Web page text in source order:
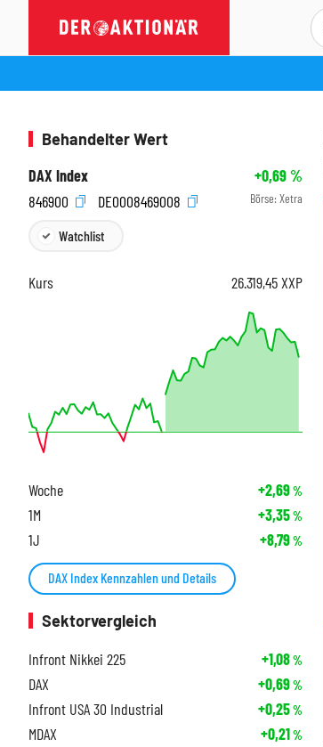
Behandelter Wert
DAX Index
+0,69%
846900
DE0008469008 Börse: Xetra
Watchlist
Kurs 26.319,45XXP
Woche +2,69%
1M +3,35%
1J +8,79%
DAX Index Kennzahlen und Details
Sektorvergleich
Infront Nikkei 225
+1,08%
DAX +0,69%
Infront USA 30 Industrial +0,25%
MDAX +0,21%